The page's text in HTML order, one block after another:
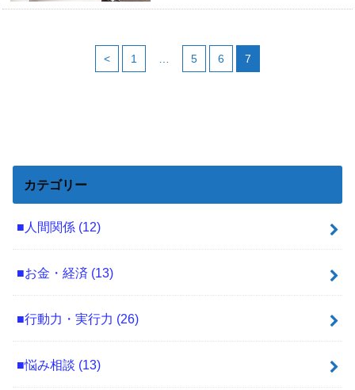
< 1 5 6 7
カテゴリー
■人間関係 (12)
■お金・経済 (13)
■行動力・実行力 (26)
■悩み相談 (13)